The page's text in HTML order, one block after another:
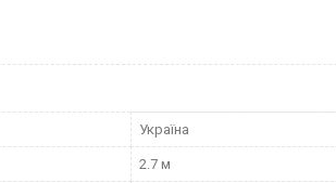
Україна
2.7 м